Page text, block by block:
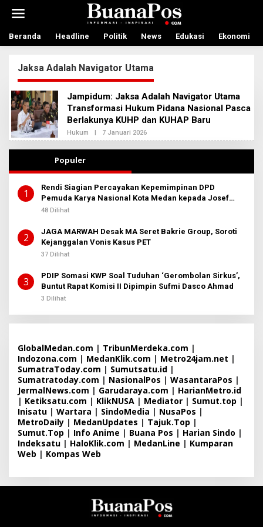
t
Beranda Headline Politik News Edukasi Ekonomi
Jaksa Adalah Navigator Utama
Jampidum: Jaksa Adalah Navigator Utama
Transformasi Hukum Pidana Nasional Pasca
Berlakunya KUHP dan KUHAP Baru
Hukum | 7 Januari 2026
L
E
D
I
N
I
T
Populer
1
Rendi Siagian Percayakan Kepemimpinan DPD
Pemuda Karya Nasional Kota Medan kepada Josef
Sembiring
48 Dilihat
2
JAGA MARWAH Desak MA Seret Bakrie Group, Soroti
Kejanggalan Vonis Kasus PET
37 Dilihat
3
PDIP Somasi KWP Soal Tuduhan ‘Gerombolan Sirkus’,
Buntut Rapat Komisi II Dipimpin Sufmi Dasco Ahmad
3 Dilihat
GlobalMedan.com | TribunMerdeka.com |
Indozona.com | MedanKlik.com | Metro24jam.net |
SumatraToday.com | Sumutsatu.id |
Sumatratoday.com | NasionalPos | WasantaraPos |
JermalNews.com | Garudaraya.com | HarianMetro.id
| Ketiksatu.com | KlikNUSA | Mediator | Sumut.top |
Inisatu | Wartara | SindoMedia | NusaPos |
MetroDaily | MedanUpdates | Tajuk.Top |
Sumut.Top | Info Anime | Buana Pos | Harian Sindo |
Indeksatu | HaloKlik.com | MedanLine | Kumparan
Web | Kompas Web